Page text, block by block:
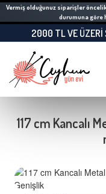
Vermiş olduğunuz siparişler
durumuna göre
2000 TL VE ÜZERI
117 cm Kancalı